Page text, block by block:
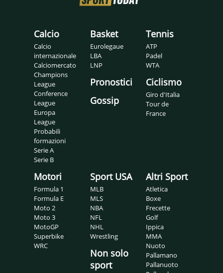
Calcio
Calcio
internazionale
Calciomercato
Champions
League
Conference
League
Europa
League
Probabili
formazioni
Serie A
Serie B
Basket
Eurolegaue
LBA
LNP
Pronostici
Gossip
Tennis
ATP
Padel
WTA
Ciclismo
Giro d'Italia
Tour de
France
Motori
Formula 1
Formula E
Moto 2
Moto 3
MotoGP
Superbike
WRC
Sport USA
MLB
MLS
NBA
NFL
NHL
Wrestling
Non solo
sport
Altri Sport
Atletica
Boxe
Frecette
Golf
Ippica
MMA
Nuoto
Pallamano
Pallanuoto